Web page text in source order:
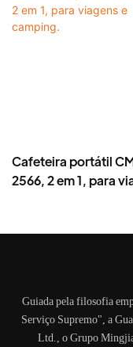
Cafeteira portátil
2566, 2 em 1, para
Guiada pela filosofia
Serviço Supremo", a
Ltd., o Grupo